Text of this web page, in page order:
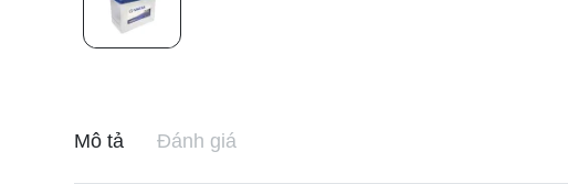
Mô tả Đánh giá